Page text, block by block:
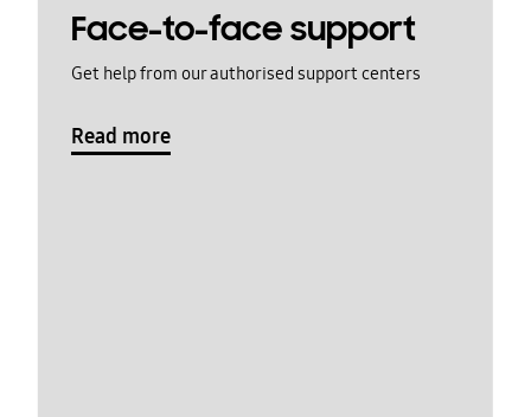
Face-to-face support
Get help from our authorised support centers
Read more